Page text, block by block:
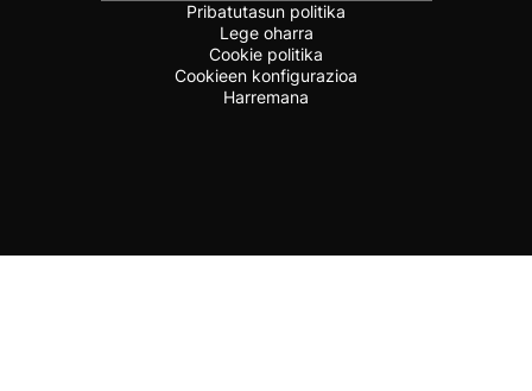
Pribatutasun politika
Lege oharra
Cookie politika
Cookieen konfigurazioa
Harremana